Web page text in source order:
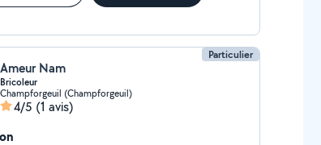
Particulier
Ameur Nam
Bricoleur
Champforgeuil (Champforgeuil)
4/5 (1 avis)